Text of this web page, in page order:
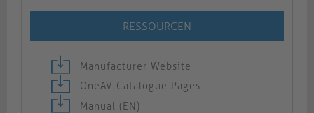
RESSOURCEN
Manufacturer Website
OneAV Catalogue Pages
Manual (EN)